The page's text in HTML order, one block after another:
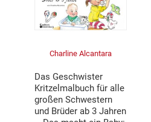
Charline Alcantara
Das Geschwister
Kritzelmalbuch für alle
großen Schwestern
und Brüder ab 3 Jahren